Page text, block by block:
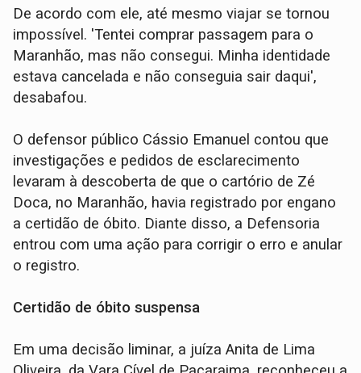
De acordo com ele, até mesmo viajar se tornou
impossível. 'Tentei comprar passagem para o
Maranhão, mas não consegui. Minha identidade
estava cancelada e não conseguia sair daqui',
desabafou.
O defensor público Cássio Emanuel contou que
investigações e pedidos de esclarecimento
levaram à descoberta de que o cartório de Zé
Doca, no Maranhão, havia registrado por engano
a certidão de óbito. Diante disso, a Defensoria
entrou com uma ação para corrigir o erro e anular
o registro.
Certidão de óbito suspensa
Em uma decisão liminar, a juíza Anita de Lima